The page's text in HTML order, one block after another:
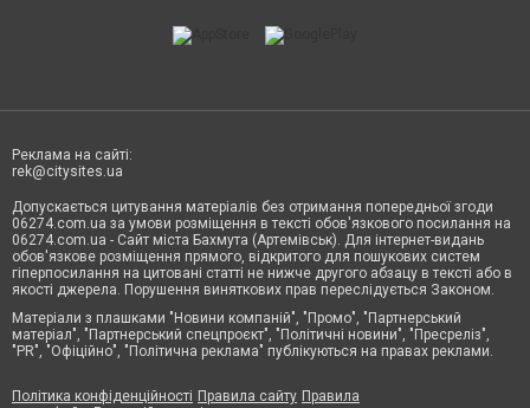
Реклама на сайті:
rek@citysites.ua
Допускається цитування матеріалів без отримання попередньої згоди
06274.com.ua за умови розміщення в тексті обов'язкового посилання на
06274.com.ua - Сайт міста Бахмута (Артемівськ). Для інтернет-видань
обов'язкове розміщення прямого, відкритого для пошукових систем
гіперпосилання на цитовані статті не нижче другого абзацу в тексті або в
якості джерела. Порушення виняткових прав переслідується Законом.
Матеріали з плашками "Новини компаній", "Промо", "Партнерський
матеріал", "Партнерський спецпроєкт", "Політичні новини", "Пресреліз",
"PR", "Офіційно", "Політична реклама" публікуються на правах реклами.
Політика конфіденційності Правила сайту Правила